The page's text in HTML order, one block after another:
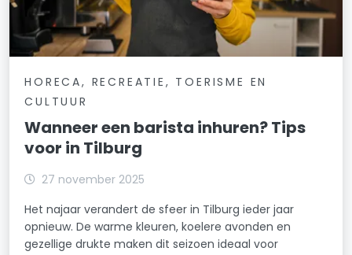
HORECA, RECREATIE, TOERISME EN
CULTUUR
Wanneer een barista inhuren? Tips
voor in Tilburg
27 november 2025
Het najaar verandert de sfeer in Tilburg ieder jaar
opnieuw. De warme kleuren, koelere avonden en
gezellige drukte maken dit seizoen ideaal voor